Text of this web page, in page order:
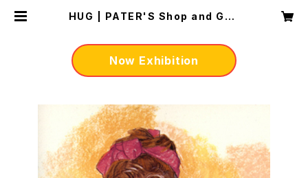
HUG | PATER'S Shop and Gall
Now Exhibition